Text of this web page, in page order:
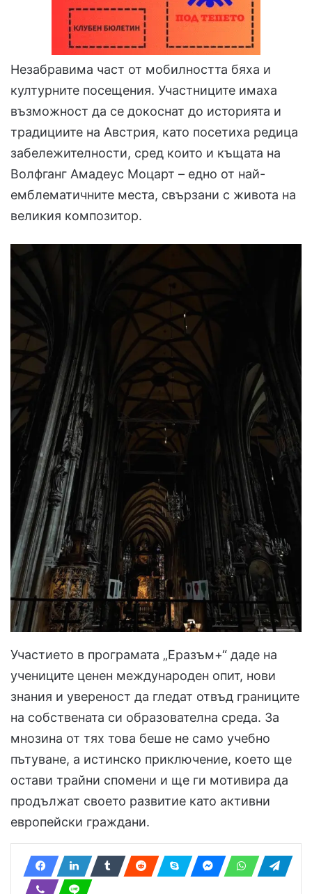
Незабравима част от мобилността бяха и
културните посещения. Участниците имаха
възможност да се докоснат до историята и
традициите на Австрия, като посетиха редица
забележителности, сред които и къщата на
Волфганг Амадеус Моцарт – едно от най-
емблематичните места, свързани с живота на
великия композитор.
Участието в програмата „Еразъм+“ даде на
учениците ценен международен опит, нови
знания и увереност да гледат отвъд границите
на собствената си образователна среда. За
мнозина от тях това беше не само учебно
пътуване, а истинско приключение, което ще
остави трайни спомени и ще ги мотивира да
продължат своето развитие като активни
европейски граждани.